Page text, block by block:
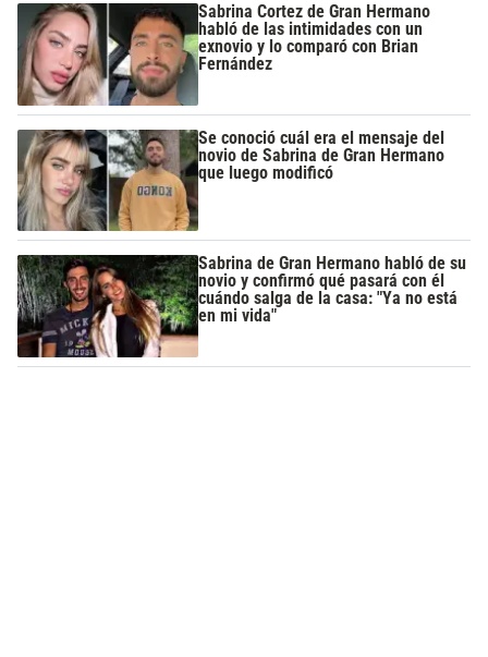
Sabrina Cortez de Gran Hermano
habló de las intimidades con un
exnovio y lo comparó con Brian
Fernández
Se conoció cuál era el mensaje del
novio de Sabrina de Gran Hermano
que luego modificó
Sabrina de Gran Hermano habló de su
novio y confirmó qué pasará con él
cuándo salga de la casa: "Ya no está
en mi vida"